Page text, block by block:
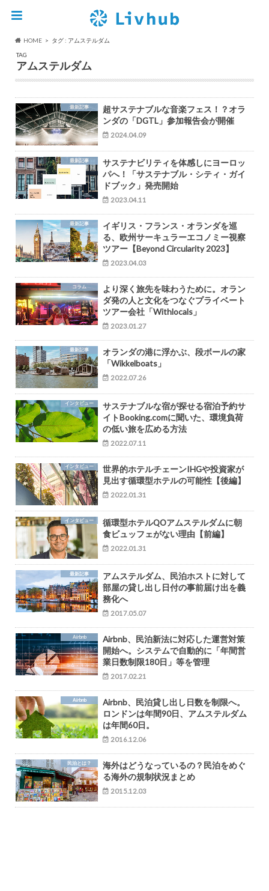
HOME
タグ : アムステルダム
TAG
アムステルダム
最新記事
超サステナブルな音楽フェス！？オラ
ンダの「DGTL」参加報告会が開催
2024.04.09
最新記事
サステナビリティを体感しにヨーロッ
パへ！「サステナブル・シティ・ガイ
ドブック」発売開始
2023.04.11
最新記事
イギリス・フランス・オランダを巡
る、欧州サーキュラーエコノミー視察
ツアー【Beyond Circularity 2023】
2023.04.03
コラム
より深く旅先を味わうために。オラン
ダ発の人と文化をつなぐプライベート
ツアー会社「Withlocals」
2023.01.27
最新記事
オランダの港に浮かぶ、段ボールの家
「Wikkelboats」
2022.07.26
インタビュー
サステナブルな宿が探せる宿泊予約サ
イトBooking.comに聞いた、環境負荷
の低い旅を広める方法
2022.07.11
インタビュー
世界的ホテルチェーンIHGや投資家が
見出す循環型ホテルの可能性【後編】
2022.01.31
インタビュー
循環型ホテルQOアムステルダムに朝
食ビュッフェがない理由【前編】
2022.01.31
最新記事
アムステルダム、民泊ホストに対して
部屋の貸し出し日付の事前届け出を義
務化へ
2017.05.07
Airbnb
Airbnb、民泊新法に対応した運営対策
開始へ。システムで自動的に「年間営
業日数制限180日」等を管理
2017.02.21
Airbnb
Airbnb、民泊貸し出し日数を制限へ。
ロンドンは年間90日、アムステルダム
は年間60日。
2016.12.06
民泊とは？
海外はどうなっているの？民泊をめぐ
る海外の規制状況まとめ
2015.12.03